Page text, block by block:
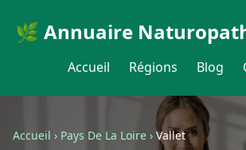
🌿 Annuaire
Accueil Régions Blog
Accueil › Pays De La Loire › Vallet